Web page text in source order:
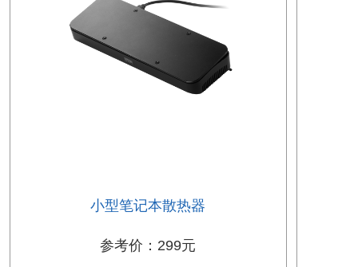
小型笔记本散热器
参考价：299元